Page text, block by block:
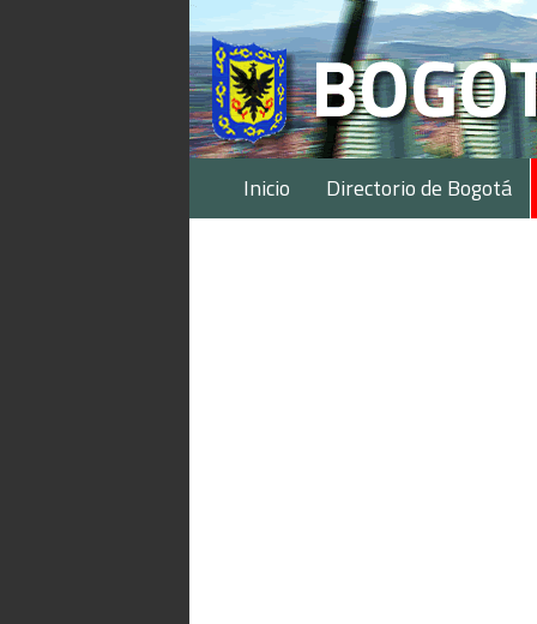
Inicio Directorio de Bogotá